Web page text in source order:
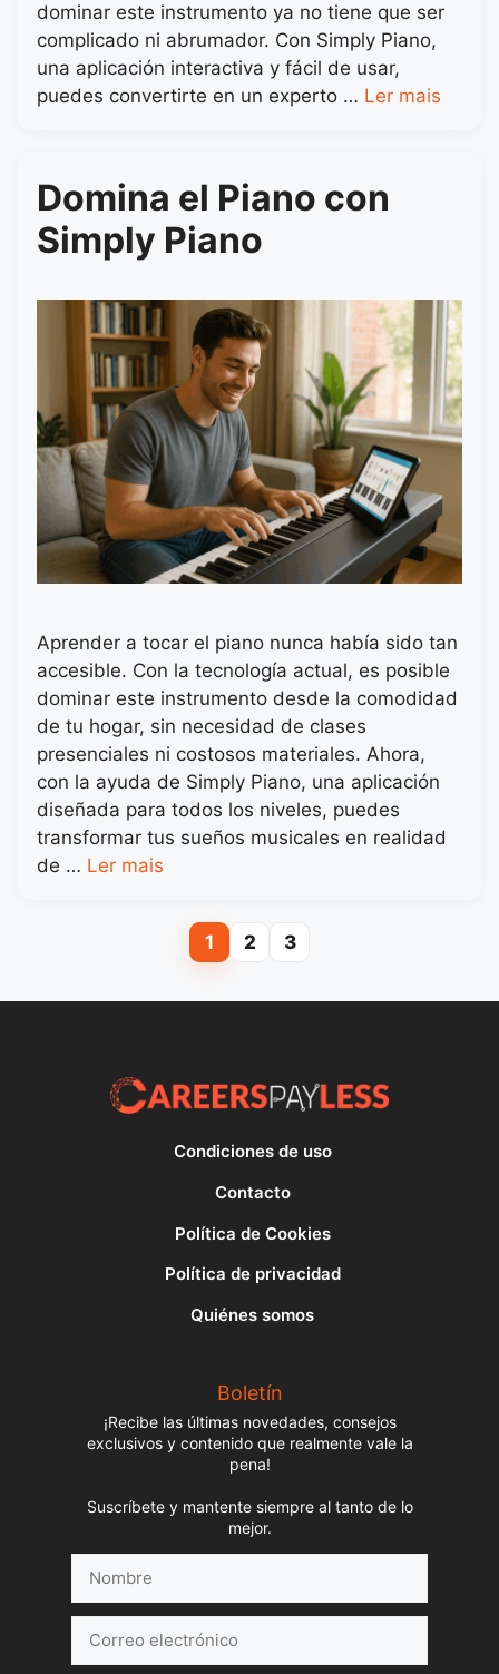
dominar este instrumento ya no tiene que ser
complicado ni abrumador. Con Simply Piano,
una aplicación interactiva y fácil de usar,
puedes convertirte en un experto … Ler mais
Domina el Piano con
Simply Piano
Aprender a tocar el piano nunca había sido tan
accesible. Con la tecnología actual, es posible
dominar este instrumento desde la comodidad
de tu hogar, sin necesidad de clases
presenciales ni costosos materiales. Ahora,
con la ayuda de Simply Piano, una aplicación
diseñada para todos los niveles, puedes
transformar tus sueños musicales en realidad
de … Ler mais
Page
1 Page
2 Page
3
Condiciones de uso
Contacto
Política de Cookies
Política de privacidad
Quiénes somos
Boletín
¡Recibe las últimas novedades, consejos
exclusivos y contenido que realmente vale la
pena!
Suscríbete y mantente siempre al tanto de lo
mejor.
electrónico